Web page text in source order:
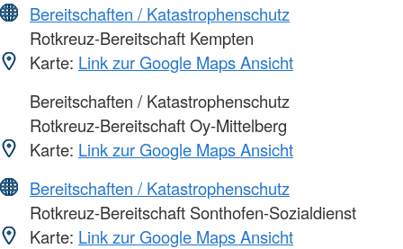
Bereitschaften / Katastrophenschutz
Rotkreuz-Bereitschaft Kempten
Karte: Link zur Google Maps Ansicht
Bereitschaften / Katastrophenschutz
Rotkreuz-Bereitschaft Oy-Mittelberg
Karte: Link zur Google Maps Ansicht
Bereitschaften / Katastrophenschutz
Rotkreuz-Bereitschaft Sonthofen-Sozialdienst
Karte: Link zur Google Maps Ansicht